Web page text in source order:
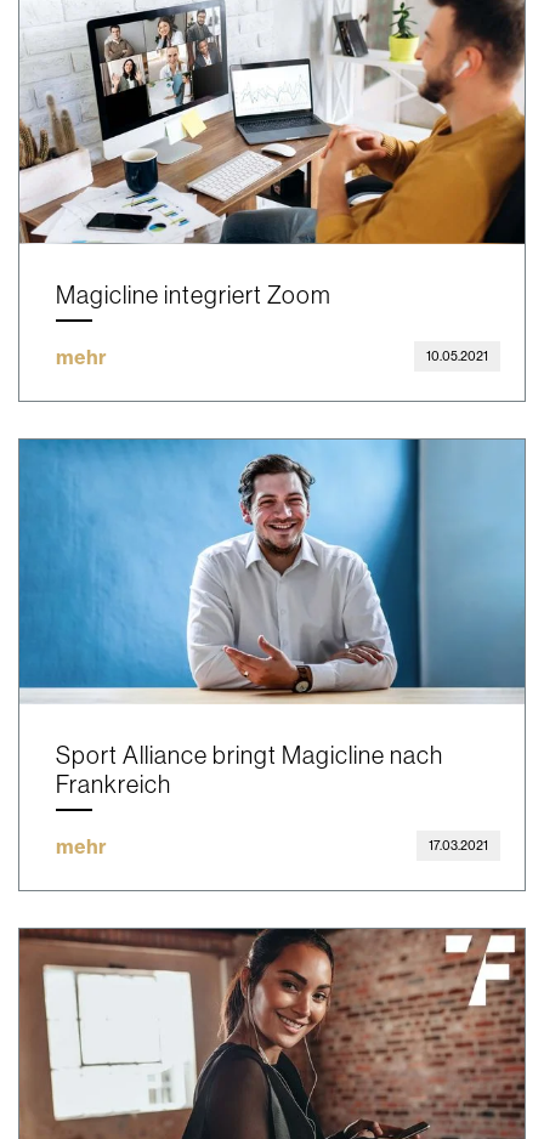
Magicline integriert Zoom
mehr 10.05.2021
Sport Alliance bringt Magicline nach
Frankreich
mehr 17.03.2021